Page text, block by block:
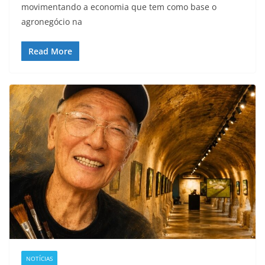
movimentando a economia que tem como base o
agronegócio na
Read More
NOTÍCIAS